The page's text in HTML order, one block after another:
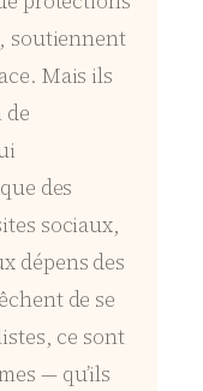
soutiennent
Mais ils
de
des
sociaux,
dépens des
de se
ce sont
— qu’ils